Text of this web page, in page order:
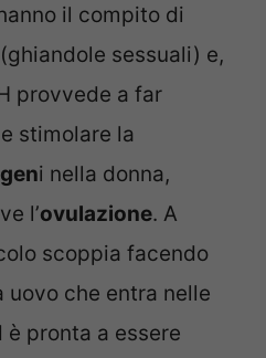
il compito di
sessuali) e,
provvede a far
stimolare la
i nella donna,
l’ovulazione. A
scoppia facendo
che entra nelle
è pronta a essere